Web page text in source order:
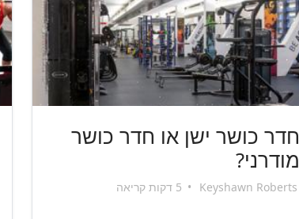
חדר כושר ישן או חדר כושר
מודרני?
Keyshawn Roberts
•